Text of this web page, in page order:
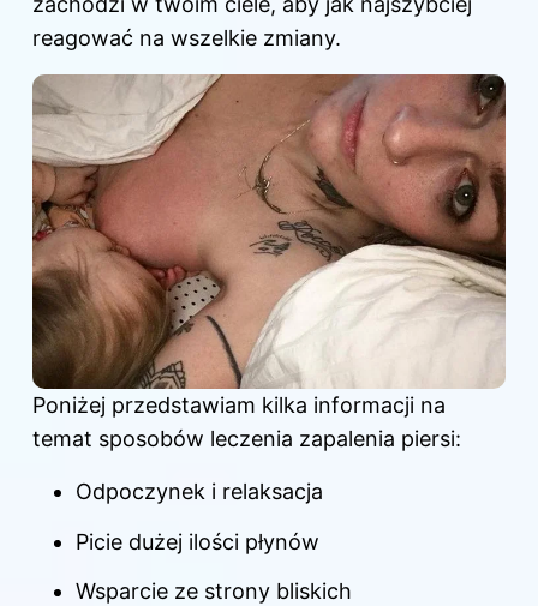
reagować na wszelkie zmiany.
Poniżej przedstawiam kilka informacji na
temat sposobów leczenia zapalenia piersi:
Odpoczynek i relaksacja
Picie dużej ilości płynów
Wsparcie ze strony bliskich